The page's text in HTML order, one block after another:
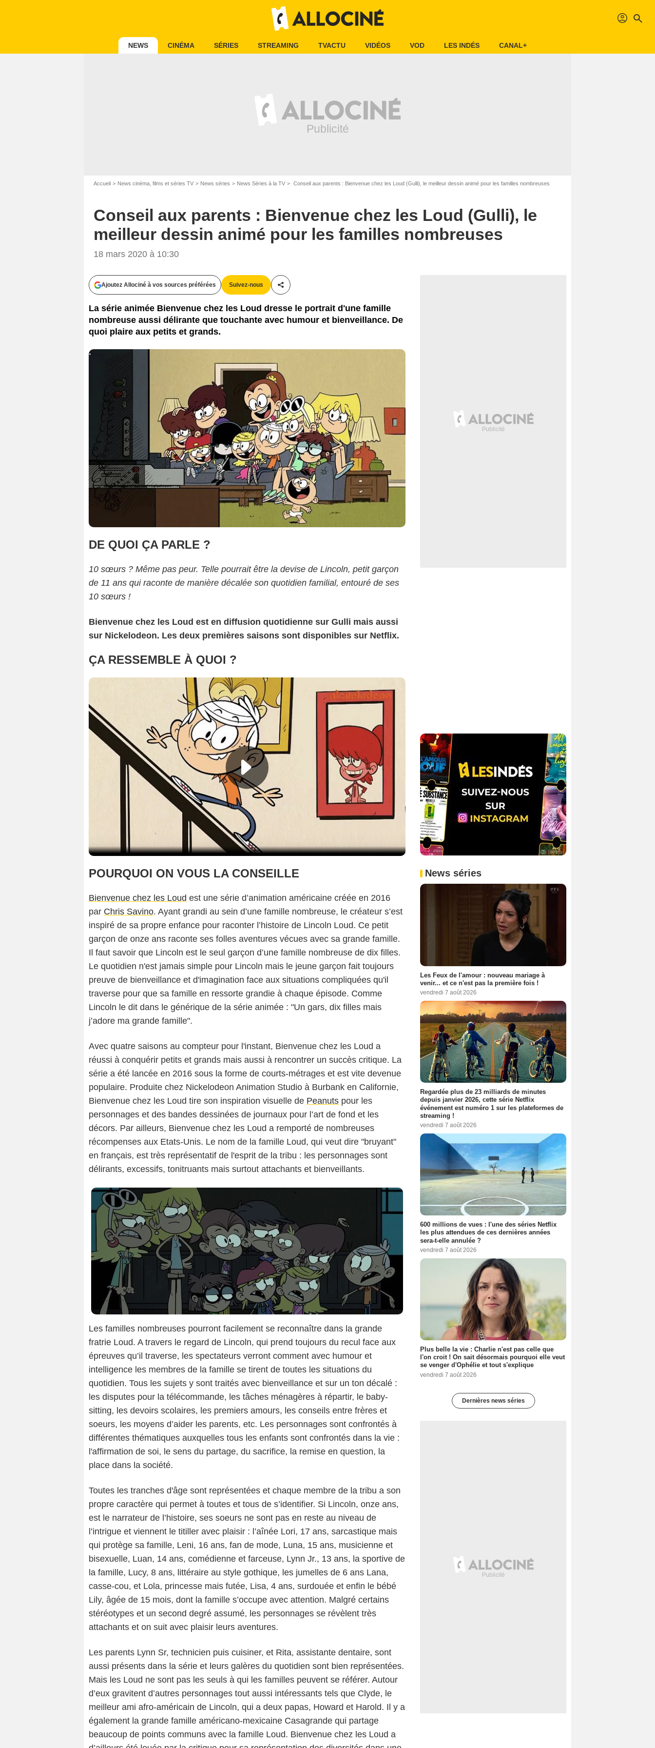
profil search
NEWS CINÉMA SÉRIES STREAMING TVACTU VIDÉOS VOD LES INDÉS CANAL+
Accueil News cinéma, films et séries TV News séries News Séries à la TV Conseil aux parents : Bienvenue chez les Loud (Gulli), le meilleur dessin animé pour les familles nombreuses
Conseil aux parents : Bienvenue chez les Loud (Gulli), le
meilleur dessin animé pour les familles nombreuses
18 mars 2020 à 10:30
Ajoutez Allociné à vos sources préférées Suivez-nous
Partager cet article
La série animée Bienvenue chez les Loud dresse le portrait d'une famille
nombreuse aussi délirante que touchante avec humour et bienveillance. De
quoi plaire aux petits et grands.
DE QUOI ÇA PARLE ?
10 sœurs ? Même pas peur. Telle pourrait être la devise de Lincoln, petit garçon
de 11 ans qui raconte de manière décalée son quotidien familial, entouré de ses
10 sœurs !
Bienvenue chez les Loud est en diffusion quotidienne sur Gulli mais aussi
sur Nickelodeon. Les deux premières saisons sont disponibles sur Netflix.
ÇA RESSEMBLE À QUOI ?
POURQUOI ON VOUS LA CONSEILLE
Bienvenue chez les Loud est une série d’animation américaine créée en 2016
par Chris Savino. Ayant grandi au sein d’une famille nombreuse, le créateur s’est
inspiré de sa propre enfance pour raconter l’histoire de Lincoln Loud. Ce petit
garçon de onze ans raconte ses folles aventures vécues avec sa grande famille.
Il faut savoir que Lincoln est le seul garçon d’une famille nombreuse de dix filles.
Le quotidien n'est jamais simple pour Lincoln mais le jeune garçon fait toujours
preuve de bienveillance et d'imagination face aux situations compliquées qu'il
traverse pour que sa famille en ressorte grandie à chaque épisode. Comme
Lincoln le dit dans le générique de la série animée : "Un gars, dix filles mais
j’adore ma grande famille".
Avec quatre saisons au compteur pour l'instant, Bienvenue chez les Loud a
réussi à conquérir petits et grands mais aussi à rencontrer un succès critique. La
série a été lancée en 2016 sous la forme de courts-métrages et est vite devenue
populaire. Produite chez Nickelodeon Animation Studio à Burbank en Californie,
Bienvenue chez les Loud tire son inspiration visuelle de Peanuts pour les
personnages et des bandes dessinées de journaux pour l’art de fond et les
décors. Par ailleurs, Bienvenue chez les Loud a remporté de nombreuses
récompenses aux Etats-Unis. Le nom de la famille Loud, qui veut dire "bruyant"
en français, est très représentatif de l'esprit de la tribu : les personnages sont
délirants, excessifs, tonitruants mais surtout attachants et bienveillants.
Les familles nombreuses pourront facilement se reconnaître dans la grande
fratrie Loud. A travers le regard de Lincoln, qui prend toujours du recul face aux
épreuves qu’il traverse, les spectateurs verront comment avec humour et
intelligence les membres de la famille se tirent de toutes les situations du
quotidien. Tous les sujets y sont traités avec bienveillance et sur un ton décalé :
les disputes pour la télécommande, les tâches ménagères à répartir, le baby-
sitting, les devoirs scolaires, les premiers amours, les conseils entre frères et
soeurs, les moyens d’aider les parents, etc. Les personnages sont confrontés à
différentes thématiques auxquelles tous les enfants sont confrontés dans la vie :
l'affirmation de soi, le sens du partage, du sacrifice, la remise en question, la
place dans la société.
Toutes les tranches d'âge sont représentées et chaque membre de la tribu a son
propre caractère qui permet à toutes et tous de s’identifier. Si Lincoln, onze ans,
est le narrateur de l’histoire, ses soeurs ne sont pas en reste au niveau de
l’intrigue et viennent le titiller avec plaisir : l’aînée Lori, 17 ans, sarcastique mais
qui protège sa famille, Leni, 16 ans, fan de mode, Luna, 15 ans, musicienne et
bisexuelle, Luan, 14 ans, comédienne et farceuse, Lynn Jr., 13 ans, la sportive de
la famille, Lucy, 8 ans, littéraire au style gothique, les jumelles de 6 ans Lana,
casse-cou, et Lola, princesse mais futée, Lisa, 4 ans, surdouée et enfin le bébé
Lily, âgée de 15 mois, dont la famille s’occupe avec attention. Malgré certains
stéréotypes et un second degré assumé, les personnages se révèlent très
attachants et on suit avec plaisir leurs aventures.
Les parents Lynn Sr, technicien puis cuisiner, et Rita, assistante dentaire, sont
aussi présents dans la série et leurs galères du quotidien sont bien représentées.
Mais les Loud ne sont pas les seuls à qui les familles peuvent se référer. Autour
d’eux gravitent d’autres personnages tout aussi intéressants tels que Clyde, le
meilleur ami afro-américain de Lincoln, qui a deux papas, Howard et Harold. Il y a
également la grande famille américano-mexicaine Casagrande qui partage
beaucoup de points communs avec la famille Loud. Bienvenue chez les Loud a
News séries
Les Feux de l'amour : nouveau mariage à
venir... et ce n'est pas la première fois !
vendredi 7 août 2026
Regardée plus de 23 milliards de minutes
depuis janvier 2026, cette série Netflix
événement est numéro 1 sur les plateformes de
streaming !
vendredi 7 août 2026
600 millions de vues : l'une des séries Netflix
les plus attendues de ces dernières années
sera-t-elle annulée ?
vendredi 7 août 2026
Plus belle la vie : Charlie n'est pas celle que
l'on croit ! On sait désormais pourquoi elle veut
se venger d'Ophélie et tout s'explique
vendredi 7 août 2026
Dernières news séries